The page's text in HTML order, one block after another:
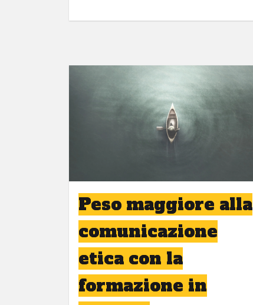
Peso maggiore alla
comunicazione
etica con la
formazione in